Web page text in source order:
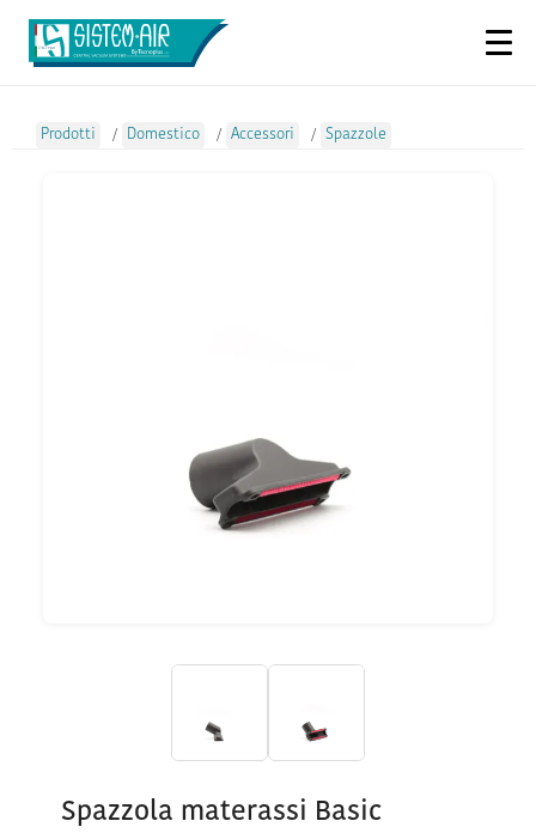
Prodotti / Domestico / Accessori / Spazzole
Spazzola materassi Basic